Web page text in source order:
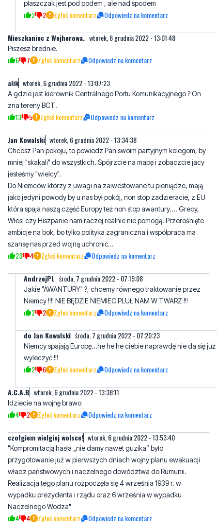
płaszczak jest pod podem , ale nad spodem
2 2 Zgłoś komentarz Odpowiedz na komentarz
Mieszkaniec z Wejherowa. wtorek, 6 grudnia 2022 - 13:01:48
Piszesz brednie.
6 7 Zgłoś komentarz Odpowiedz na komentarz
alik wtorek, 6 grudnia 2022 - 13:07:23
A gdzie jest kierownik Centralnego Portu Komunikacyjnego ? On
zna tereny BCT.
13 5 Zgłoś komentarz Odpowiedz na komentarz
Jan Kowalski wtorek, 6 grudnia 2022 - 13:34:38
Chcesz Pan pokoju, to powiedz Pan swoim partyjnym kolegom, by
mniej "skakali" do wszystkich. Spójrzcie na mapę i zobaczcie jacy
jesteśmy "wielcy".
Do Niemców którzy z uwagi na zaiwestowane tu pieniądze, mają
jako jedyni powody by u nas był pokój, non stop zadzieracie, z EU
która spaja naszą część Europy też non stop awantury.... Grecy,
Włosi czy Hiszpanie nam raczej realnie nie pomogą. Przerośnięte
ambicje na bok, bo tylko polityka zagraniczna i wspólpraca ma
szansę nas przed wojną uchronić...
23 4 Zgłoś komentarz Odpowiedz na komentarz
AndrzejPL środa, 7 grudnia 2022 - 07:19:08
Jakie "AWANTURY" ?, chcemy równego traktowanie przez
Niemcy !!!! NIE BĘDZIE NIEMIEC PLUŁ NAM W TWARZ !!!
2 2 Zgłoś komentarz Odpowiedz na komentarz
do Jan Kowalski środa, 7 grudnia 2022 - 07:20:23
Niemcy spajają Europę...he he he ciebie naprawdę nie da się już
wyleczyć !!!
2 6 Zgłoś komentarz Odpowiedz na komentarz
A.C.A.B wtorek, 6 grudnia 2022 - 13:38:11
Idziecie na wojnę brawo
4 2 Zgłoś komentarz Odpowiedz na komentarz
czołgiem wielgiej wolsce! wtorek, 6 grudnia 2022 - 13:53:40
"Kompromitacją hasła „nie damy nawet guzika” było
przygotowanie już w pierwszych dniach wojny planu ewakuacji
władz państwowych i naczelnego dowództwa do Rumunii.
Realizacja tego planu rozpoczęła się 4 września 1939 r. w
wypadku prezydenta i rządu oraz 6 września w wypadku
Naczelnego Wodza"
4 4 Zgłoś komentarz Odpowiedz na komentarz